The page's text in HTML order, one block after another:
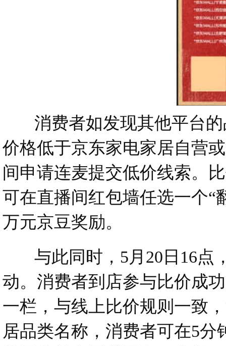
消费者如发现其他平台的
价格低于京东家电家居自营
间申请连麦提交低价线索。
可在直播间红包墙任选一个“
万元京豆奖励。
与此同时，5月20日16点
动。消费者到店参与比价成
一栏，与线上比价规则一致
居品类名称，消费者可在5